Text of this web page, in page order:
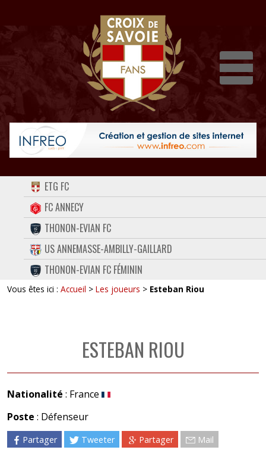
ACCUEIL
FORUM
CONTACT
FACEBOOK
TWITTER
ETG FC
FC ANNECY
THONON-EVIAN FC
US ANNEMASSE-AMBILLY-GAILLARD
THONON-EVIAN FC FÉMININ
Vous êtes ici : Accueil > Les joueurs > Esteban Riou
ESTEBAN RIOU
Nationalité : France
Poste : Défenseur
Partager Tweeter Partager Mail